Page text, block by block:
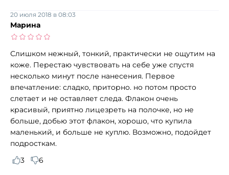
Марина
20 июля 2018 в 08:03
Слишком нежный, тонкий, практически не ощутим на
коже. Перестаю чувствовать на себе уже спустя
несколько минут после нанесения. Первое
впечатление: сладко, приторно. но потом просто
слетает и не оставляет следа. Флакон очень
красивый, приятно лицезреть на полочке, но не
больше, добью этот флакон, хорошо, что купила
маленький, и больше не куплю. Возможно, подойдет
подросткам.
3
6